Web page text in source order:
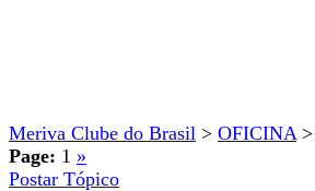
Meriva Clube do Brasil > OFICINA>
Page: 1 »
Postar Tópico